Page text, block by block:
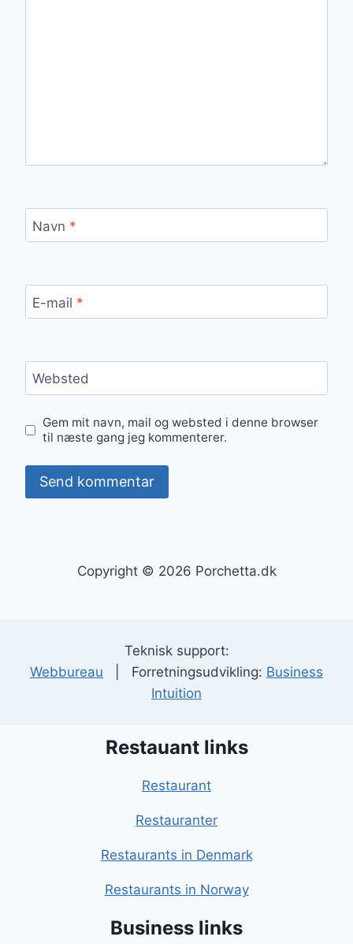
Navn *
E-mail *
Websted
Gem mit navn, mail og websted i denne browser
til næste gang jeg kommenterer.
Copyright © 2026 Porchetta.dk
Teknisk support:
Webbureau | Forretningsudvikling: Business
Intuition
Restauant links
Restaurant
Restauranter
Restaurants in Denmark
Restaurants in Norway
Business links